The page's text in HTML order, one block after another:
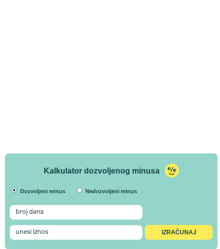
Kalkulator dozvoljenog minusa
Dozvoljeni minus Nedozvoljeni minus